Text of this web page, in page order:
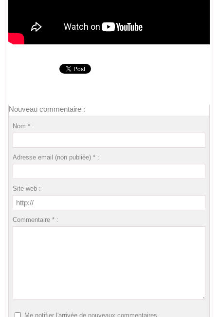
Nouveau commentaire :
Nom * :
Adresse email (non publiée) * :
Site web :
Commentaire * :
Me notifier l'arrivée de nouveaux commentaires